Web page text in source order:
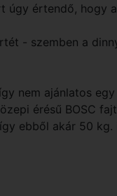
úgy értendő, hogy
- szemben a
nem ajánlatos
érésű BOSC
ebből akár 50 kg.